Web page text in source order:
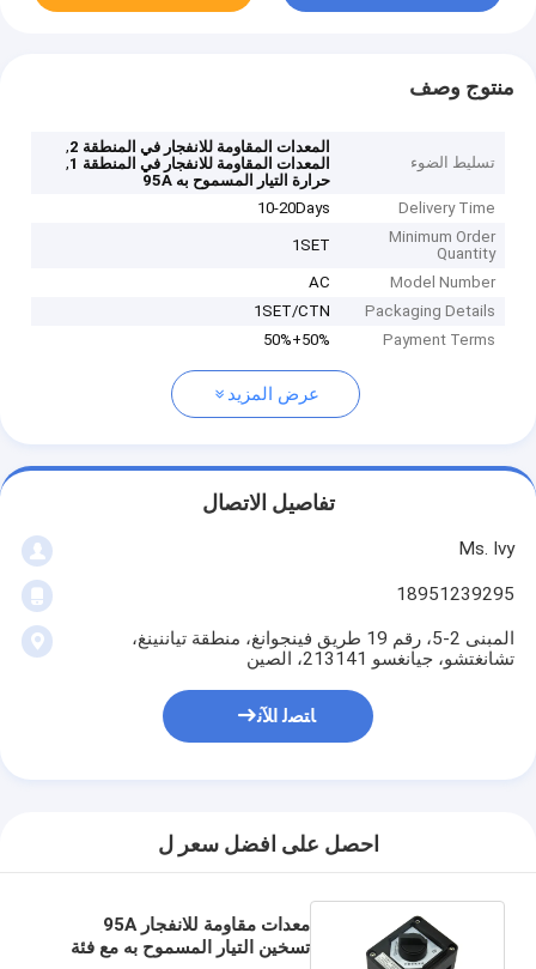
منتوج وصف
تسليط الضوء
المعدات المقاومة للانفجار في المنطقة 2
,
المعدات المقاومة للانفجار في المنطقة 1
,
حرارة التيار المسموح به 95A
Delivery Time
10-20Days
Minimum Order
Quantity
1SET
Model Number
AC
Packaging Details
1SET/CTN
Payment Terms
50%+50%
عرض المزيد
تفاصيل الاتصال
Ms. Ivy
18951239295
المبنى 2-5، رقم 19 طريق فينجوانغ، منطقة تياننينغ،
تشانغتشو، جيانغسو 213141، الصين
ﺎﺘﺼﻟ ﺍﻶﻧ
احصل على افضل سعر ل
معدات مقاومة للانفجار 95A
تسخين التيار المسموح به مع فئة